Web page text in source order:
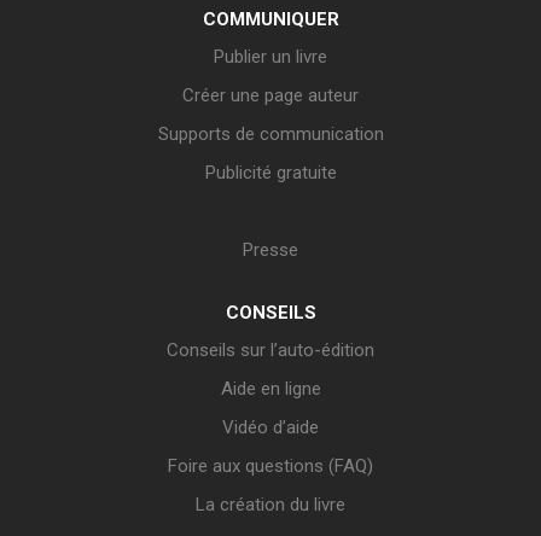
COMMUNIQUER
Publier un livre
Créer une page auteur
Supports de communication
Publicité gratuite
Presse
CONSEILS
Conseils sur l’auto-édition
Aide en ligne
Vidéo d’aide
Foire aux questions (FAQ)
La création du livre